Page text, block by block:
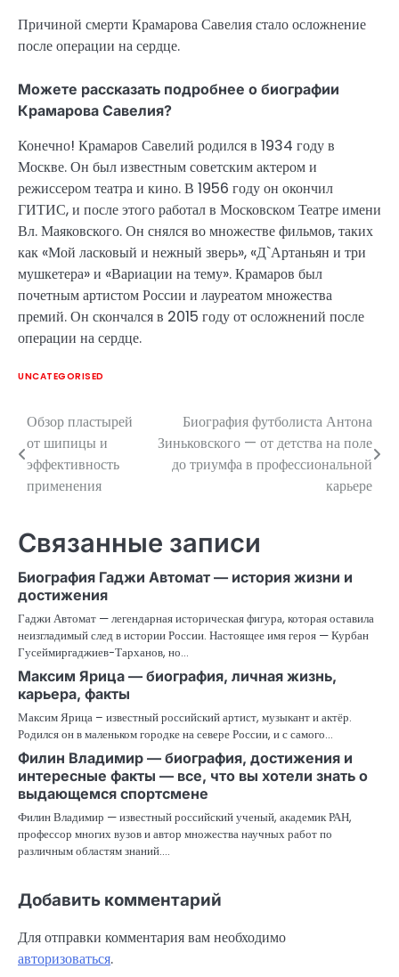
Причиной смерти Крамарова Савелия стало осложнение
после операции на сердце.
Можете рассказать подробнее о биографии
Крамарова Савелия?
Конечно! Крамаров Савелий родился в 1934 году в
Москве. Он был известным советским актером и
режиссером театра и кино. В 1956 году он окончил
ГИТИС, и после этого работал в Московском Театре имени
Вл. Маяковского. Он снялся во множестве фильмов, таких
как «Мой ласковый и нежный зверь», «Д`Артаньян и три
мушкетера» и «Вариации на тему». Крамаров был
почетным артистом России и лауреатом множества
премий. Он скончался в 2015 году от осложнений после
операции на сердце.
UNCATEGORISED
Навигация
по
записям
Обзор пластырей
от шипицы и
эффективность
применения
Биография футболиста Антона
Зиньковского — от детства на поле
до триумфа в профессиональной
карьере
Связанные записи
Биография Гаджи Автомат — история жизни и
достижения
Гаджи Автомат — легендарная историческая фигура, которая оставила
неизгладимый след в истории России. Настоящее имя героя — Курбан
Гусеймиргаджиев-Тарханов, но…
Максим Ярица — биография, личная жизнь,
карьера, факты
Максим Ярица – известный российский артист, музыкант и актёр.
Родился он в маленьком городке на севере России, и с самого…
Филин Владимир — биография, достижения и
интересные факты — все, что вы хотели знать о
выдающемся спортсмене
Филин Владимир — известный российский ученый, академик РАН,
профессор многих вузов и автор множества научных работ по
различным областям знаний.…
Добавить комментарий
Для отправки комментария вам необходимо
авторизоваться.